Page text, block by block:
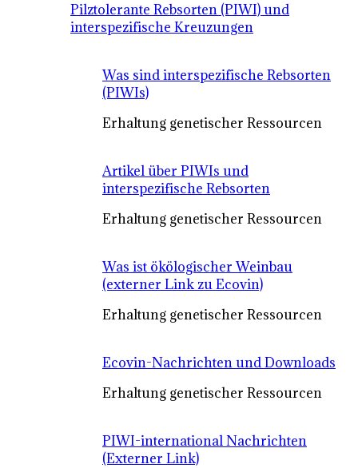
Pilztolerante Rebsorten (PIWI) und
interspezifische Kreuzungen
Was sind interspezifische Rebsorten
(PIWIs)
Erhaltung genetischer Ressourcen
Artikel über PIWIs und
interspezifische Rebsorten
Erhaltung genetischer Ressourcen
Was ist ökölogischer Weinbau
(externer Link zu Ecovin)
Erhaltung genetischer Ressourcen
Ecovin-Nachrichten und Downloads
Erhaltung genetischer Ressourcen
PIWI-international Nachrichten
(Externer Link)